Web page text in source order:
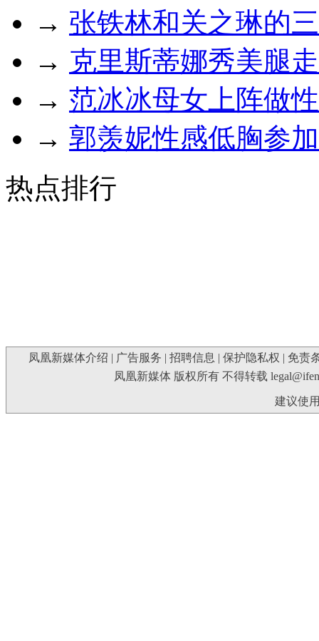
→ 张铁林和关之琳的
→ 克里斯蒂娜秀美腿
→ 范冰冰母女上阵做
→ 郭羡妮性感低胸参
热点排行
凤凰新媒体介绍 | 广告服务 | 招聘信息 | 保护隐私权 | 免责
凤凰新媒体 版权所有 不得转载
建议使